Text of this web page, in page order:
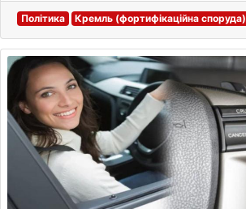
Політика Кремль (фортифікаційна споруда)